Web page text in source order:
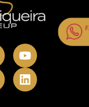
Y
o
u
t
L
i
n
k